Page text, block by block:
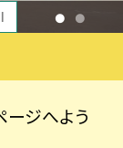
1 2
ジへよう